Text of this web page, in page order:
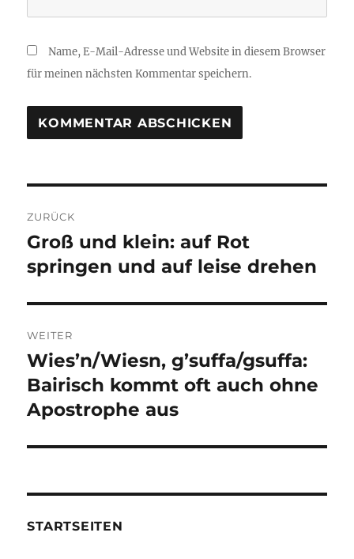
Name, E-Mail-Adresse und Website in diesem Browser
für meinen nächsten Kommentar speichern.
ZURÜCK
Vorheriger
Beitrag:
Groß und klein: auf Rot
springen und auf leise drehen
WEITER
Nächster
Beitrag:
Wies’n/Wiesn, g’suffa/gsuffa:
Bairisch kommt oft auch ohne
Apostrophe aus
STARTSEITEN